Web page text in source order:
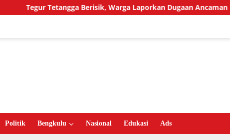
Tetangga Berisik, Warga Laporkan Dugaan Ancaman
Politik Bengkulu Nasional Edukasi Ads